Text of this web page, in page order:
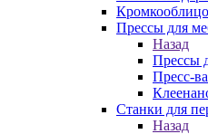
Прессы для
Назад
Прессы
Пресс-
Станки для
Назад